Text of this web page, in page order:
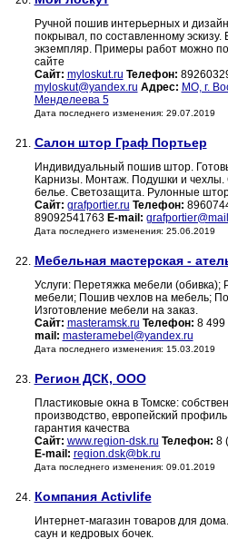
Ручной пошив интерьерных и
покрывал, по составленному
экземпляр. Примеры работ можно
сайте
Сайт: myloskut.ru Телефон:
myloskut@yandex.ru Адрес: МО, г.
Менделеева 5
Дата последнего изменения: 29.07.2019
21. Салон штор Граф Портьер
Индивидуальный пошив штор.
Карнизы. Монтаж. Подушки и чехлы.
белье. Светозащита. Рулонные
Сайт: grafportier.ru Телефон:
89092541763 E-mail:
Дата последнего изменения: 25.06.2019
22. Мебельная мастерская -
Услуги: Перетяжка мебели (обивка);
мебели; Пошив чехлов на мебель;
Изготовление мебели на заказ.
Сайт: masteramsk.ru Телефон: 8 499
mail: masteramebel@yandex.ru
Дата последнего изменения: 15.03.2019
23. Регион ДСК, ООО
Пластиковые окна в Томске:
производство, европейский
гарантия качества
Сайт: www.region-dsk.ru Телефон: 8
E-mail: region.dsk@bk.ru
Дата последнего изменения: 09.01.2019
24. Компания Activlife
Интернет-магазин товаров для
саун и кедровых бочек.